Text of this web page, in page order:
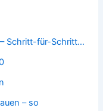
Schritt-für-Schritt…
– so